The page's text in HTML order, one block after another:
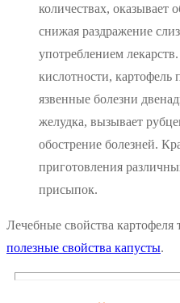
количествах, оказывает
снижая раздражение
употреблением
кислотности, картофель
язвенные болезни
желудка, вызывает
обострение болезней.
приготовления
присыпок.
Лечебные свойства картофеля
полезные свойства капусты.